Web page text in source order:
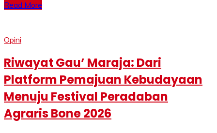
Read More
Opini
Riwayat Gau’ Maraja: Dari
Platform Pemajuan Kebudayaan
Menuju Festival Peradaban
Agraris Bone 2026